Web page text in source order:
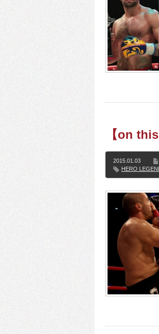
【on
2015.01.03
HERO